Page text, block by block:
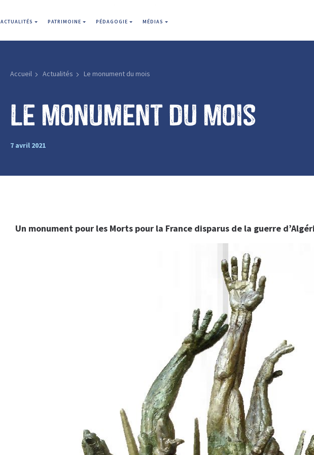
ACTUALITÉS PATRIMOINE PÉDAGOGIE MÉDIAS
Accueil Actualités Le monument du mois
Le monument du mois
7 avril 2021
Un monument pour les Morts pour la France disparus de la guerre